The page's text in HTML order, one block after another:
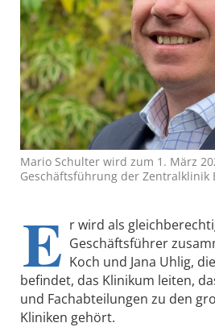
Mario Schulter wird zum 1. März
Geschäftsführung der Zentralklinik
E r wird als
Geschäftsführer
Koch und Jana Uhlig,
befindet, das Klinikum leiten,
und Fachabteilungen zu den
Kliniken gehört.